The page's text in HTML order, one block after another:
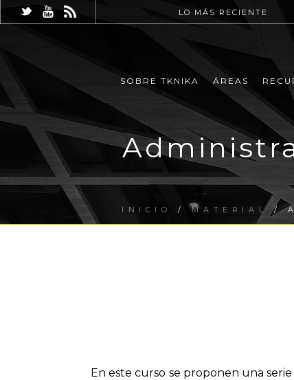
LO MÁS RECIENTE
SOBRE TKNIKA ÁREAS
INICIO /MATERIAL /
En este curso se proponen una